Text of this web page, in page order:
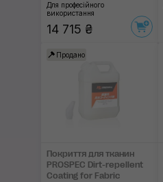
Для професійного
використання
14 715 ₴
Продано
Покриття для тканин
PROSPEC Dirt-repellent
Coating for Fabric